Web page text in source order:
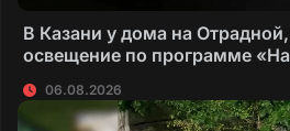
В Казани у дома на
освещение по программе
06.08.2026